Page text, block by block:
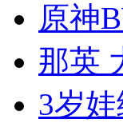
原神
那英
3岁